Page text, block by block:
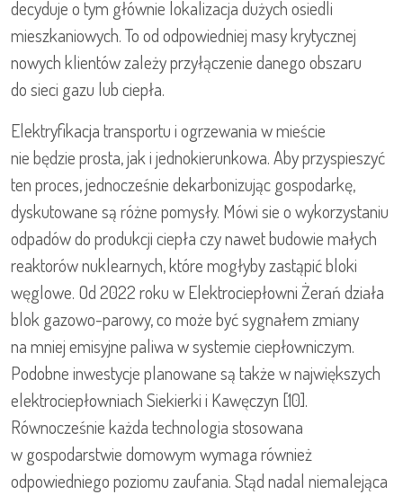
decyduje o tym głównie lokalizacja dużych osiedli
mieszkaniowych. To od odpowiedniej masy krytycznej
nowych klientów zależy przyłączenie danego obszaru
do sieci gazu lub ciepła.
Elektryfikacja transportu i ogrzewania w mieście
nie będzie prosta, jak i jednokierunkowa. Aby przyspieszyć
ten proces, jednocześnie dekarbonizując gospodarkę,
dyskutowane są różne pomysły. Mówi sie o wykorzystaniu
odpadów do produkcji ciepła czy nawet budowie małych
reaktorów nuklearnych, które mogłyby zastąpić bloki
węglowe. Od 2022 roku w Elektrociepłowni Żerań działa
blok gazowo-parowy, co może być sygnałem zmiany
na mniej emisyjne paliwa w systemie ciepłowniczym.
Podobne inwestycje planowane są także w największych
elektrociepłowniach Siekierki i Kawęczyn [10].
Równocześnie każda technologia stosowana
w gospodarstwie domowym wymaga również
odpowiedniego poziomu zaufania. Stąd nadal niemalejąca